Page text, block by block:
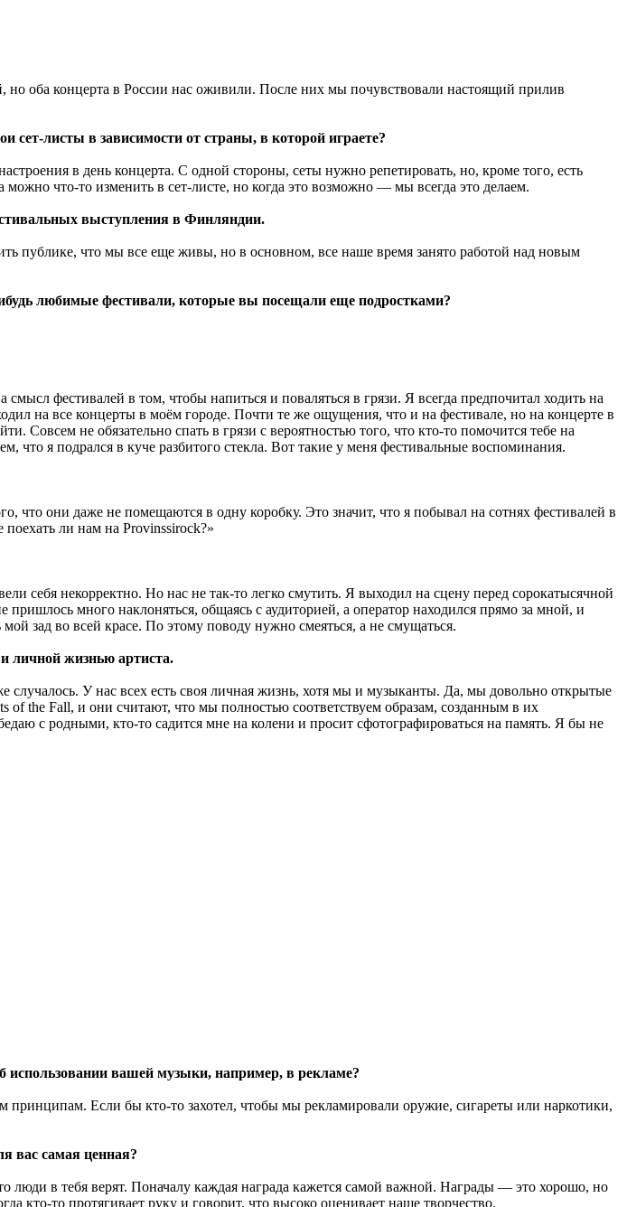
оба концерта в России нас оживили. После них мы почувствовали настоящий прилив
сет-листы в зависимости от страны, в которой играете?
в день концерта. С одной стороны, сеты нужно репетировать, но, кроме того, есть
что-то изменить в сет-листе, но когда это возможно — мы всегда это делаем.
выступления в Финляндии.
что мы все еще живы, но в основном, все наше время занято работой над новым
любимые фестивали, которые вы посещали еще подростками?
фестивалей в том, чтобы напиться и поваляться в грязи. Я всегда предпочитал ходить на
на все концерты в моём городе. Почти те же ощущения, что и на фестивале, но на концерте в
не обязательно спать в грязи с вероятностью того, что кто-то помочится тебе на
что я подрался в куче разбитого стекла. Вот такие у меня фестивальные воспоминания.
что они даже не помещаются в одну коробку. Это значит, что я побывал на сотнях фестивалей в
поехать ли нам на Provinssirock?»
себя некорректно. Но нас не так-то легко смутить. Я выходил на сцену перед сорокатысячной
много наклоняться, общаясь с аудиторией, а оператор находился прямо за мной, и
зад во всей красе. По этому поводу нужно смеяться, а не смущаться.
личной жизнью артиста.
У нас всех есть своя личная жизнь, хотя мы и музыканты. Да, мы довольно открытые
the Fall, и они считают, что мы полностью соответствуем образам, созданным в их
с родными, кто-то садится мне на колени и просит сфотографироваться на память. Я бы не
вашей музыки, например, в рекламе?
Если бы кто-то захотел, чтобы мы рекламировали оружие, сигареты или наркотики,
вас самая ценная?
люди в тебя верят. Поначалу каждая награда кажется самой важной. Награды — это хорошо, но
кто-то протягивает руку и говорит, что высоко оценивает наше творчество.